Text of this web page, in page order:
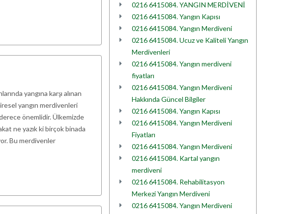
yangına karşı alınan
yangın merdivenleri
önemlidir. Ülkemizde
ne yazık ki birçok binada
Bu merdivenler
0216 6415084. YANGIN MERDİVENİ
0216 6415084. Yangın Kapısı
0216 6415084. Yangın Merdiveni
0216 6415084. Ucuz ve Kaliteli Yangın
Merdivenleri
0216 6415084. Yangın merdiveni
fiyatları
0216 6415084. Yangın Merdiveni
Hakkında Güncel Bilgiler
0216 6415084. Yangın Kapısı
0216 6415084. Yangın Merdiveni
Fiyatları
0216 6415084. Yangın Merdiveni
0216 6415084. Kartal yangın
merdiveni
0216 6415084. Rehabilitasyon
Merkezi Yangın Merdiveni
0216 6415084. Yangın Merdiveni